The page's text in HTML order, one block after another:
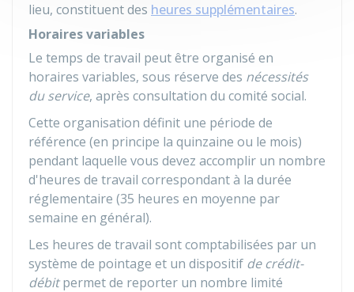
lieu, constituent des heures supplémentaires.
Horaires variables
Le temps de travail peut être organisé en
horaires variables, sous réserve des nécessités
du service, après consultation du comité social.
Cette organisation définit une période de
référence (en principe la quinzaine ou le mois)
pendant laquelle vous devez accomplir un nombre
d'heures de travail correspondant à la durée
réglementaire (35 heures en moyenne par
semaine en général).
Les heures de travail sont comptabilisées par un
système de pointage et un dispositif de crédit-
débitpermet de reporter un nombre limité